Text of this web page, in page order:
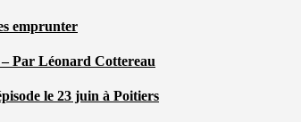
emprunter
Par Léonard Cottereau
le 23 juin à Poitiers